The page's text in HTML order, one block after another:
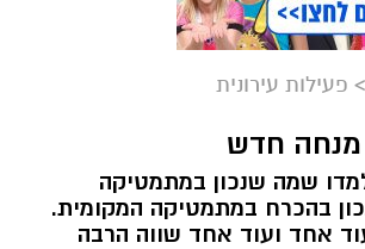
> פעילות עירונית
מנחה חדש
שמה שנכון במתמטיקה
בהכרח במתמטיקה המקומית.
אחד ועוד אחד שווה הרבה